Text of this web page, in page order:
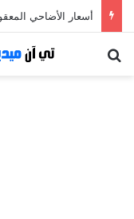
أسعار الأضاحي المعقولة تتراوح